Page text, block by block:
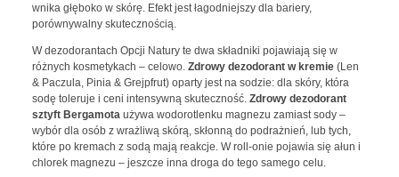
wnika głęboko w skórę. Efekt jest łagodniejszy dla bariery,
porównywalny skutecznością.
W dezodorantach Opcji Natury te dwa składniki pojawiają się w
różnych kosmetykach – celowo. Zdrowy dezodorant w kremie(Len
& Paczula, Pinia & Grejpfrut) oparty jest na sodzie: dla skóry, która
sodę toleruje i ceni intensywną skuteczność. Zdrowy dezodorant
sztyft Bergamotaużywa wodorotlenku magnezu zamiast sody –
wybór dla osób z wrażliwą skórą, skłonną do podrażnień, lub tych,
które po kremach z sodą mają reakcje. W roll-onie pojawia się ałun i
chlorek magnezu – jeszcze inna droga do tego samego celu.